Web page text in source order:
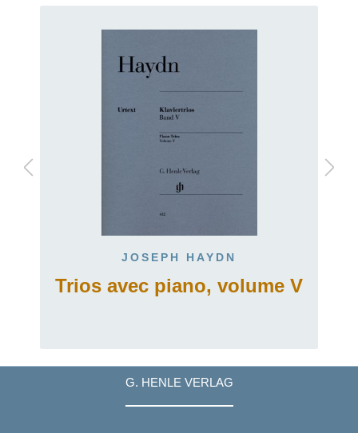
JOSEPH HAYDN
Trios avec piano, volume V
G. HENLE VERLAG